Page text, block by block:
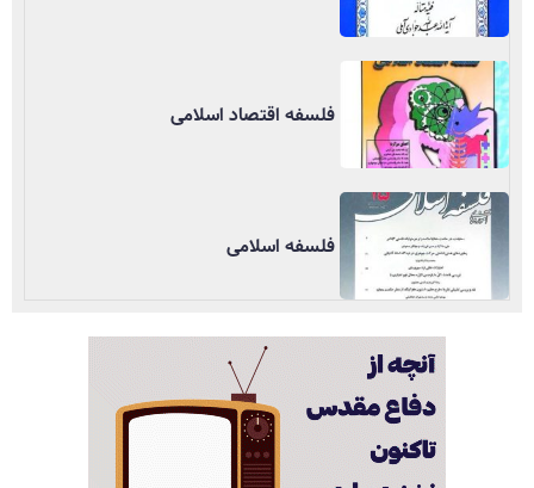
فلسفه اقتصاد اسلامی
فلسفه اسلامی